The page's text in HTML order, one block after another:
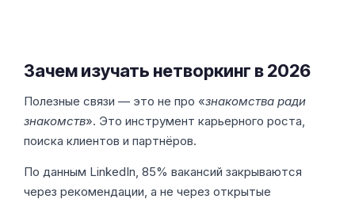
Зачем изучать нетворкинг в 2026
Полезные связи — это не про «знакомства ради
знакомств». Это инструмент карьерного роста,
поиска клиентов и партнёров.
По данным LinkedIn, 85% вакансий закрываются
через рекомендации, а не через открытые